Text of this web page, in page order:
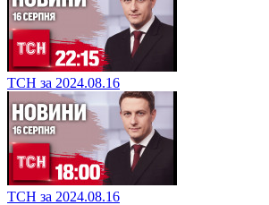
ТСН за 2024.08.16
ТСН за 2024.08.16